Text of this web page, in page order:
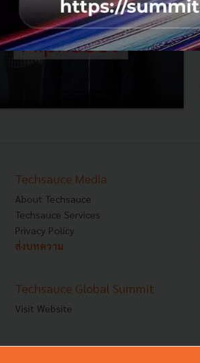
Techsauce Media
About Techsauce
Techsauce Services
Privacy Policy
ส่งบทความ
Techsauce Global Summit
Visit Website